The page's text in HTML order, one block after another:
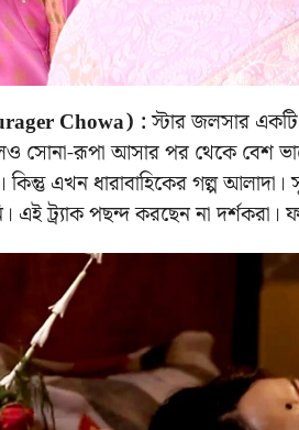
Chowa) :স্টার জলসার একটি
সোনা-রূপা আসার পর থেকে বেশ
কিন্তু এখন ধারাবাহিকের গল্প
এই ট্র্যাক পছন্দ করছেন না